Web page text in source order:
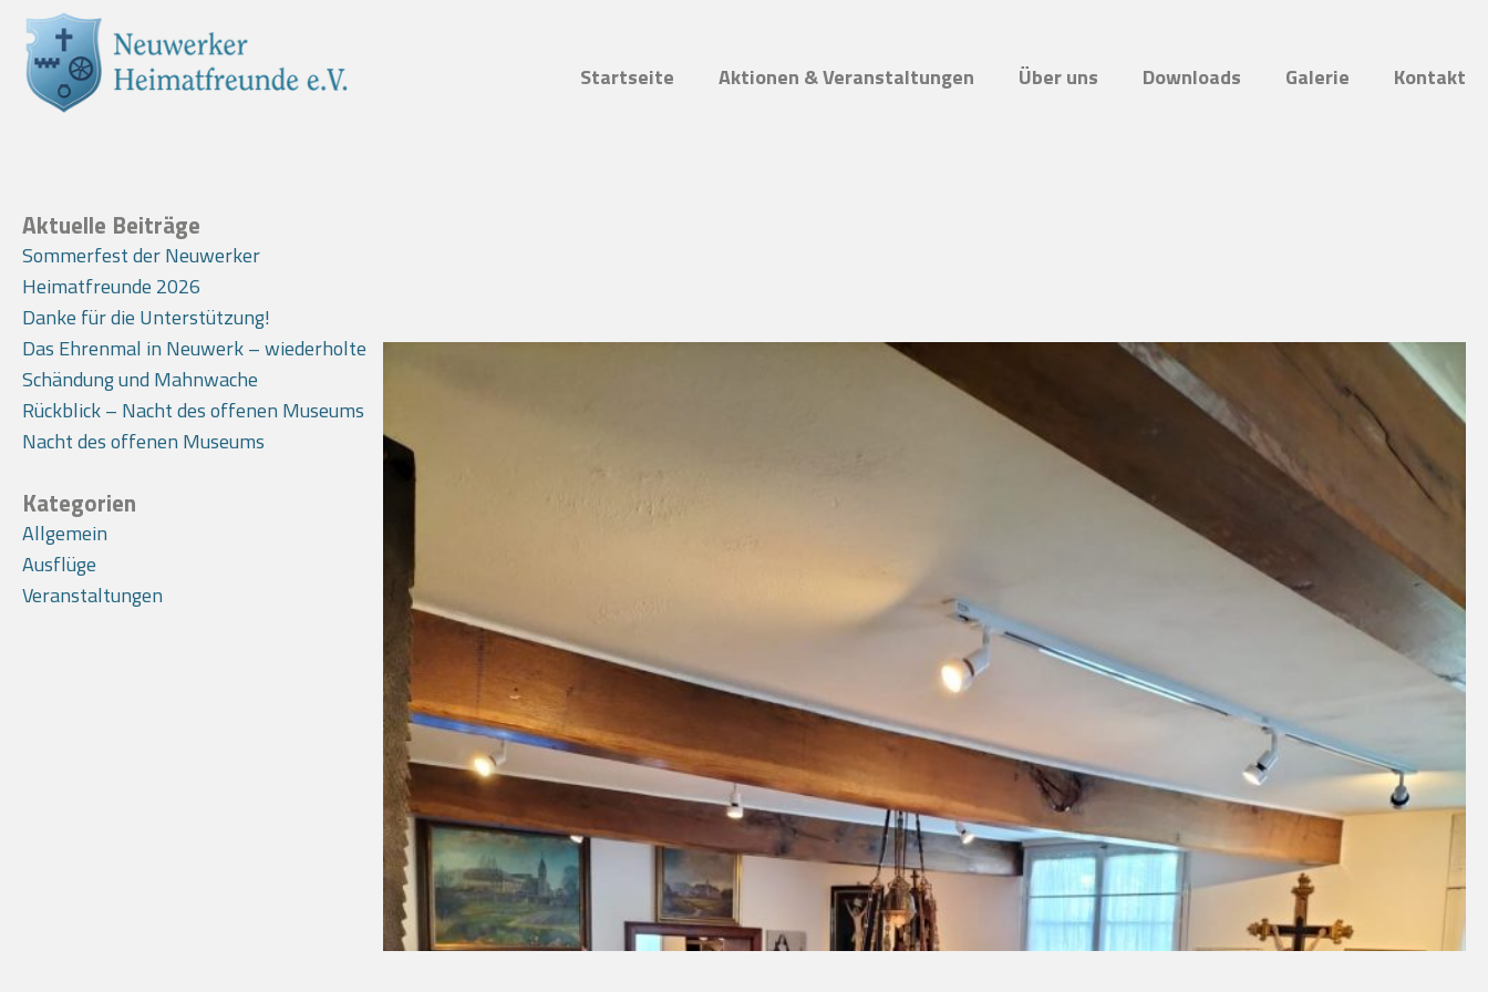
Startseite Aktionen & Veranstaltungen Über uns Downloads Galerie Kontakt
Aktuelle Beiträge
Sommerfest der Neuwerker
Heimatfreunde 2026
Danke für die Unterstützung!
Das Ehrenmal in Neuwerk – wiederholte
Schändung und Mahnwache
Rückblick – Nacht des offenen Museums
Nacht des offenen Museums
Kategorien
Allgemein
Ausflüge
Veranstaltungen